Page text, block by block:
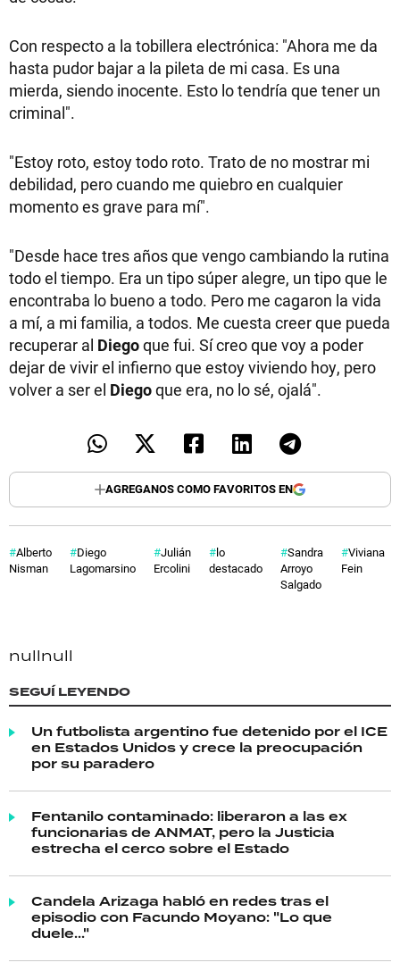
Con respecto a la tobillera electrónica: "Ahora me da
hasta pudor bajar a la pileta de mi casa. Es una
mierda, siendo inocente. Esto lo tendría que tener un
criminal".
"Estoy roto, estoy todo roto. Trato de no mostrar mi
debilidad, pero cuando me quiebro en cualquier
momento es grave para mí".
"Desde hace tres años que vengo cambiando la rutina
todo el tiempo. Era un tipo súper alegre, un tipo que le
encontraba lo bueno a todo. Pero me cagaron la vida
a mí, a mi familia, a todos. Me cuesta creer que pueda
recuperar al Diegoque fui. Sí creo que voy a poder
dejar de vivir el infierno que estoy viviendo hoy, pero
volver a ser el Diegoque era, no lo sé, ojalá".
AGREGANOS COMO FAVORITOS EN
Alberto
Nisman
Diego
Lagomarsino
Julián
Ercolini
lo
destacado
Sandra
Arroyo
Salgado
Viviana
Fein
nullnull
SEGUÍ LEYENDO
Un futbolista argentino fue detenido por el ICE
en Estados Unidos y crece la preocupación
por su paradero
Fentanilo contaminado: liberaron a las ex
funcionarias de ANMAT, pero la Justicia
estrecha el cerco sobre el Estado
Candela Arizaga habló en redes tras el
episodio con Facundo Moyano: "Lo que
duele..."